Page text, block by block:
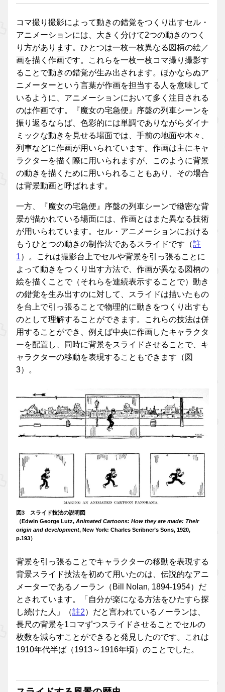
コマ撮り撮影によって動きの錯覚をつくり出すセル・
アニメーションには、大きく分けて2つの動きのつく
り方があります。ひとつは一枚一枚異なる図柄の絵／
画を描く作画です。これらを一枚一枚コマ撮り撮影す
ることで動きの錯覚が生み出されます。ほかならぬア
ニメーターという言葉が作画を担当する人を意味して
いるように、アニメーションにおいて多く注目される
のは作画です。『魔女の宅急便』序盤の列車シーンを
振り返るならば、色彩的には単調でありながらダイナ
ミックな動きを見せる場面では、手前の地面や木々、
列車などに作画が用いられています。作画は主にキャ
ラクターを描く際に用いられますが、このように背景
の動きを描くために用いられることもあり、その場合
は背景動画と呼ばれます。
一方、『魔女の宅急便』序盤の列車シーンで緻密な背
景が描かれている場面には、作画とはまた異なる技術
が用いられています。セル・アニメーションにおける
もうひとつの動きの制作法であるスライドです（註
1）。これは撮影台上でセルや背景を引っ張ることに
よって動きをつくり出す方法で、作画が異なる図柄の
絵を描くことで（それらを連続表示することで）動き
の錯覚を生み出すのに対して、スライドは描いたもの
を台上で引っ張ることで物理的に動きをつくり出すも
のとして理解することができます。これらの技法は併
用することができ、例えば中央に作画したキャラクタ
ーを配置し、同時に背景をスライドさせることで、キ
ャラクターの移動を表現することもできます（図
3）。
図3 スライド技法の説明図
（Edwin George Lutz, Animated Cartoons: How they are made: Their
origin and development, New York: Charles Scribner’s Sons, 1920,
p.193）
背景を引っ張ることでキャラクターの移動を表現する
背景スライド技法を初めて用いたのは、伝説的なアニ
メーターであるノーラン（Bill Nolan, 1894-1954）だ
とされています。「自分が楽になる方法をひたすら探
し続けた人」（註2）だと言われているノーランは、
長尺の背景を1コマずつスライドさせることでセルの
枚数を減らすことができると発見したのです。これは
1910年代半ば（1913～1916年頃）のことでした。